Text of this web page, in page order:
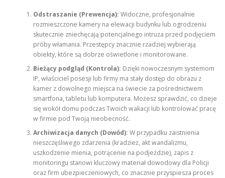
Odstraszanie (Prewencja): Widoczne, profesjonalnie
rozmieszczone kamery na elewacji budynku lub ogrodzeniu
skutecznie zniechęcają potencjalnego intruza przed podjęciem
próby włamania. Przestępcy znacznie rzadziej wybierają
obiekty, które są dobrze oświetlone i monitorowane.
Bieżący podgląd (Kontrola): Dzięki nowoczesnym systemom
IP, właściciel posesji lub firmy ma stały dostęp do obrazu z
kamer z dowolnego miejsca na świecie za pośrednictwem
smartfona, tabletu lub komputera. Możesz sprawdzić, co dzieje
się wokół domu podczas Twoich wakacji lub kontrolować pracę
w firmie pod Twoją nieobecność.
Archiwizacja danych (Dowód): W przypadku zaistnienia
nieszczęśliwego zdarzenia (kradzież, akt wandalizmu,
uszkodzenie mienia, potrącenie na podjeździe), zapis z
monitoringu stanowi kluczowy materiał dowodowy dla Policji
oraz firm ubezpieczeniowych, co znacznie przyspiesza proces